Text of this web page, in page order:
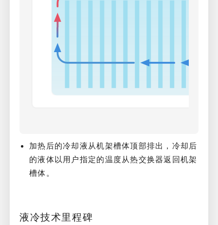
加热后的冷却液从机架槽体顶部排出，冷却后
的液体以­用户指定的温度从热交换器返回机架
槽体。
液冷技术里程碑